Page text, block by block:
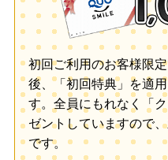
初回ご利用のお客様限
後、「初回特典」を適
す。全員にもれなく「
ゼントしていますので
です。